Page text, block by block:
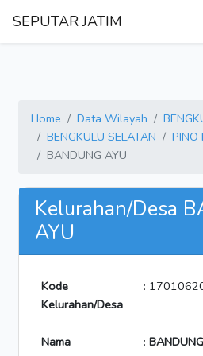
SEPUTAR JATIM
Home Data Wilayah
BENGKULU SELATAN
PINO
BANDUNG AYU
Kelurahan/Desa
AYU
Kode
Kelurahan/Desa
:
Nama :